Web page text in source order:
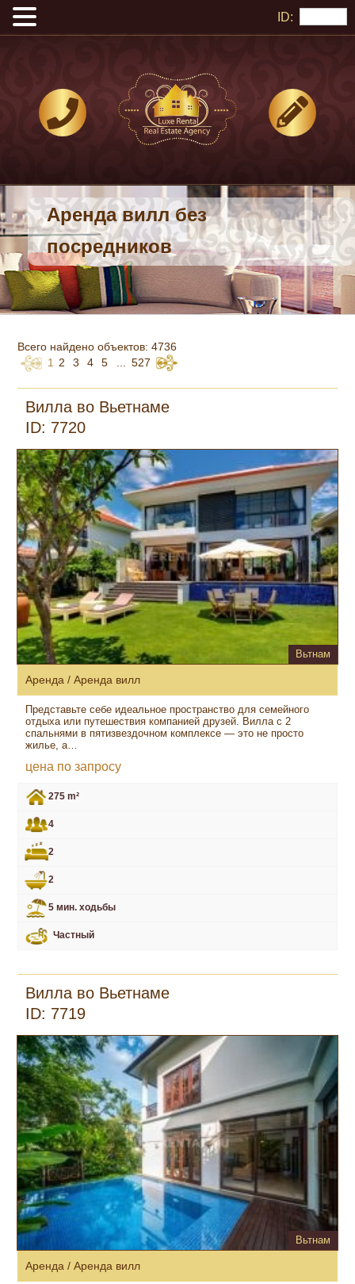
Аренда вилл без
посредников
Всего найдено объектов: 4736
1
2 3 4 5 527
Вилла во Вьетнаме
ID: 7720
Вьтнам
Аренда / Аренда вилл
Представьте себе идеальное пространство для семейного
отдыха или путешествия компанией друзей. Вилла с 2
спальнями в пятизвездочном комплексе — это не просто
жилье, а…
цена по запросу
275 m²
4
2
2
5 мин. ходьбы
Частный
Вилла во Вьетнаме
ID: 7719
Вьтнам
Аренда / Аренда вилл
ID: